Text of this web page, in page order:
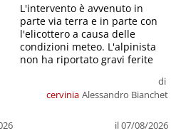
cervinia
di
Alessandro Bianchet
il 07/08/2026
L'intervento è avvenuto in
parte via terra e in parte con
l'elicottero a causa delle
condizioni meteo. L'alpinista
non ha riportato gravi ferite